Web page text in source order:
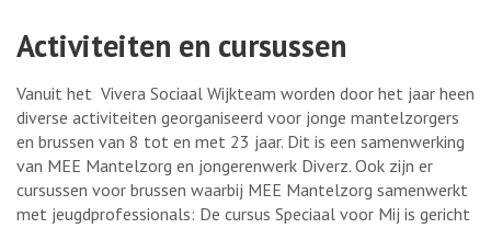
Activiteiten en cursussen
Vanuit het Vivera Sociaal Wijkteam worden door het jaar heen
diverse activiteiten georganiseerd voor jonge mantelzorgers
en brussen van 8 tot en met 23 jaar. Dit is een samenwerking
van MEE Mantelzorg en jongerenwerk Diverz. Ook zijn er
cursussen voor brussen waarbij MEE Mantelzorg samenwerkt
met jeugdprofessionals: De cursus Speciaal voor Mij is gericht